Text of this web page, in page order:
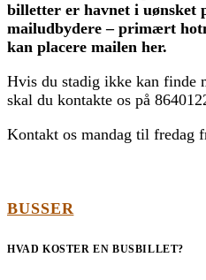
billetter er havnet i uønsket
mailudbydere – primært
kan placere mailen her.
Hvis du stadig ikke kan finde
skal du kontakte os på
Kontakt os mandag til fredag
BUSSER
HVAD KOSTER EN BUSBILLET?